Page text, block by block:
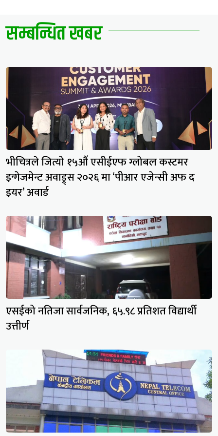
सम्बन्धित खबर
भीचित्रले जित्यो १५औं एसीईएफ ग्लोबल कस्टमर
इन्गेजमेन्ट अवाड्र्स २०२६ मा ‘पीआर एजेन्सी अफ द
इयर’ अवार्ड
एसईको नतिजा सार्वजनिक, ६५.९८ प्रतिशत विद्यार्थी
उत्तीर्ण